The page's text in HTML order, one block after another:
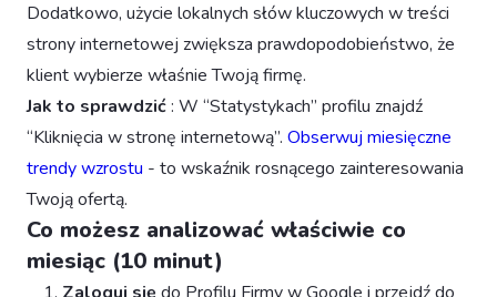
Dodatkowo, użycie lokalnych słów kluczowych w treści
strony internetowej zwiększa prawdopodobieństwo, że
klient wybierze właśnie Twoją firmę.
Jak to sprawdzić: W “Statystykach” profilu znajdź
“Kliknięcia w stronę internetową”. Obserwuj miesięczne
trendy wzrostu - to wskaźnik rosnącego zainteresowania
Twoją ofertą.
Co możesz analizować właściwie co
miesiąc (10 minut)